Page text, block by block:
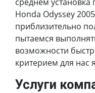
Honda Odyssey
приблизительно
пытаемся
возможности
критерием для нас
Услуги